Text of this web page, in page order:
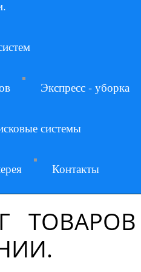
Экспресс - уборка
системы
Контакты
ТОВАРОВ